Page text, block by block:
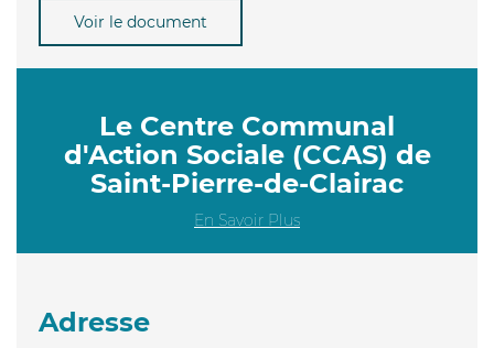
Voir le document
Le Centre Communal
d'Action Sociale (CCAS) de
Saint-Pierre-de-Clairac
En Savoir Plus
Adresse